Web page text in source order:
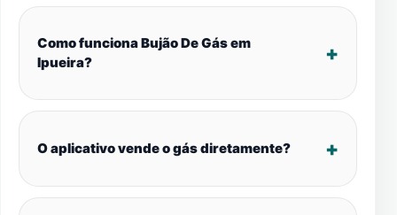
Como funciona Bujão De Gás em
Ipueira?
O aplicativo vende o gás diretamente?